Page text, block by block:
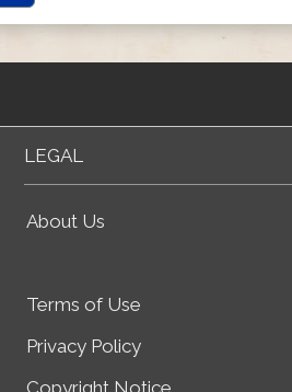
LEGAL
About Us
Terms of Use
Privacy Policy
Copyright Notice